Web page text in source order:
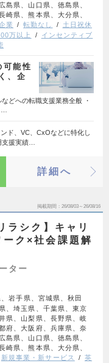
島県、山口県、徳島県、
崎県、熊本県、大分県、
業 転勤なし
土日祝休
万以上
インセンティブ
可能性
、企
どへの転職支援業務全般 ・
ド、VC、CxOなどに特化し
援実績…
詳細へ
掲載期間 26/08/03～26/08/16
ラシク】キャリ
ク×社会課題解
ター
岩手県、宮城県、秋田
、埼玉県、千葉県、東京
県、山梨県、長野県、岐
府、大阪府、兵庫県、奈
島県、山口県、徳島県、
崎県、熊本県、大分県、
新規事業・新サービス
英